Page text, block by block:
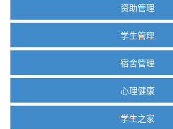
资助管理
学生管理
宿舍管理
心理健康
学生之家